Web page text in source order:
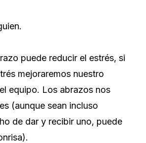
puede reducir el estrés, si
mejoraremos nuestro
equipo. Los abrazos nos
(aunque sean incluso
de dar y recibir uno, puede